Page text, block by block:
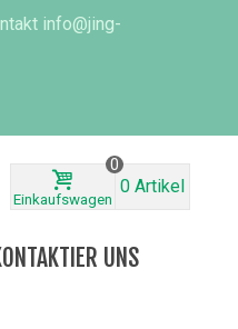
info@jing-
Einkaufswagen
0
0 Artikel
UNS